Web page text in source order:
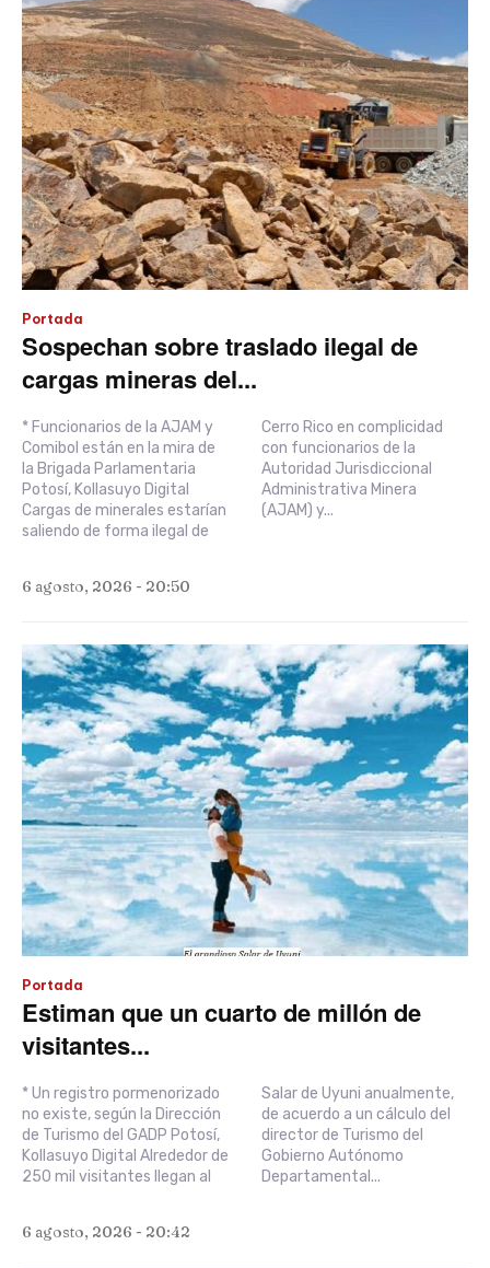
Portada
Sospechan sobre traslado ilegal de
cargas mineras del...
* Funcionarios de la AJAM y
Comibol están en la mira de
la Brigada Parlamentaria
Potosí, Kollasuyo Digital
Cargas de minerales estarían
saliendo de forma ilegal de
Cerro Rico en complicidad
con funcionarios de la
Autoridad Jurisdiccional
Administrativa Minera
(AJAM) y...
6 agosto, 2026 - 20:50
Portada
Estiman que un cuarto de millón de
visitantes...
* Un registro pormenorizado
no existe, según la Dirección
de Turismo del GADP Potosí,
Kollasuyo Digital Alrededor de
250 mil visitantes llegan al
Salar de Uyuni anualmente,
de acuerdo a un cálculo del
director de Turismo del
Gobierno Autónomo
Departamental...
6 agosto, 2026 - 20:42